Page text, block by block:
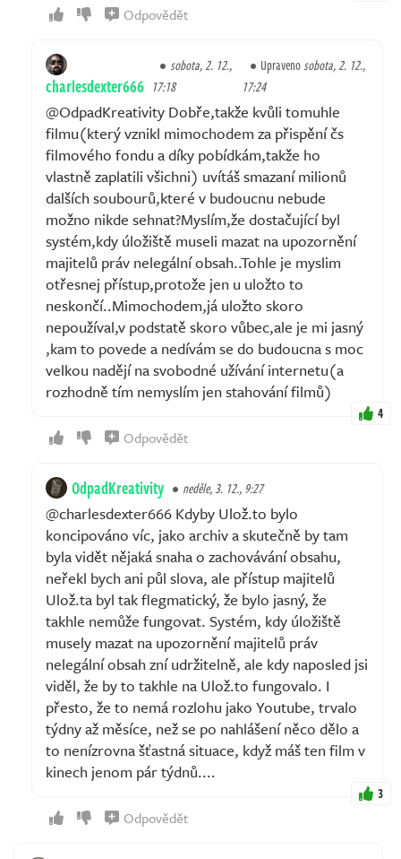
Odpovědět
charlesdexter666
sobota, 2. 12.,
17:18
Upravenosobota, 2. 12.,
17:24
@OdpadKreativity Dobře,takže kvůli tomuhle
filmu(který vznikl mimochodem za přispění čs
filmového fondu a díky pobídkám,takže ho
vlastně zaplatili všichni) uvítáš smazaní milionů
dalších soubourů,které v budoucnu nebude
možno nikde sehnat?Myslím,že dostačující byl
systém,kdy úložiště museli mazat na upozornění
majitelů práv nelegální obsah..Tohle je myslim
otřesnej přístup,protože jen u uložto to
neskončí..Mimochodem,já uložto skoro
nepoužíval,v podstatě skoro vůbec,ale je mi jasný
,kam to povede a nedívám se do budoucna s moc
velkou nadějí na svobodné užívání internetu(a
rozhodně tím nemyslím jen stahování filmů)
4
Odpovědět
OdpadKreativity neděle, 3. 12., 9:27
@charlesdexter666 Kdyby Ulož.to bylo
koncipováno víc, jako archiv a skutečně by tam
byla vidět nějaká snaha o zachovávání obsahu,
neřekl bych ani půl slova, ale přístup majitelů
Ulož.ta byl tak flegmatický, že bylo jasný, že
takhle nemůže fungovat. Systém, kdy úložiště
musely mazat na upozornění majitelů práv
nelegální obsah zní udržitelně, ale kdy naposled jsi
viděl, že by to takhle na Ulož.to fungovalo. I
přesto, že to nemá rozlohu jako Youtube, trvalo
týdny až měsíce, než se po nahlášení něco dělo a
to nenízrovna šťastná situace, když máš ten film v
kinech jenom pár týdnů....
3
Odpovědět